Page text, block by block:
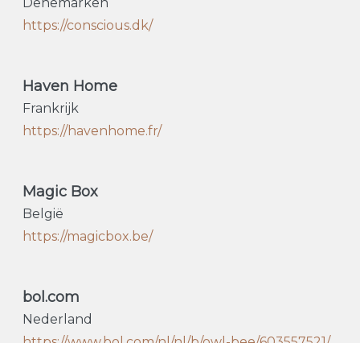
https://conscious.dk/
Haven Home
Frankrijk
https://havenhome.fr/
Magic Box
België
https://magicbox.be/
bol.com
Nederland